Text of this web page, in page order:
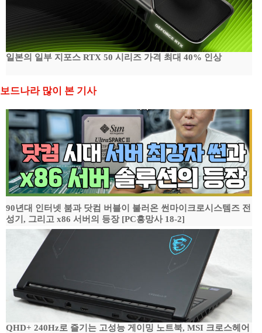
일본의 일부 지포스 RTX 50 시리즈 가격 최대 40% 인상
보드나라 많이 본 기사
90년대 인터넷 붐과 닷컴 버블이 불러온 썬마이크로시스템즈 전
성기, 그리고 x86 서버의 등장 [PC흥망사 18-2]
QHD+ 240Hz로 즐기는 고성능 게이밍 노트북, MSI 크로스헤어